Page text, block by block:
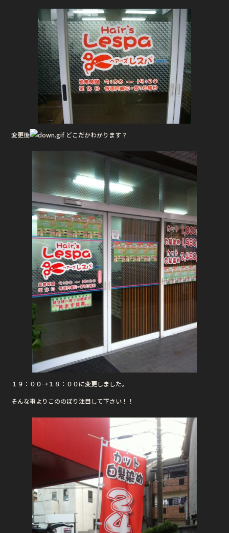
変更後 どこだかわかります？
１９：００→１８：００に変更しました。
そんな事よりこののぼり注目して下さい！！